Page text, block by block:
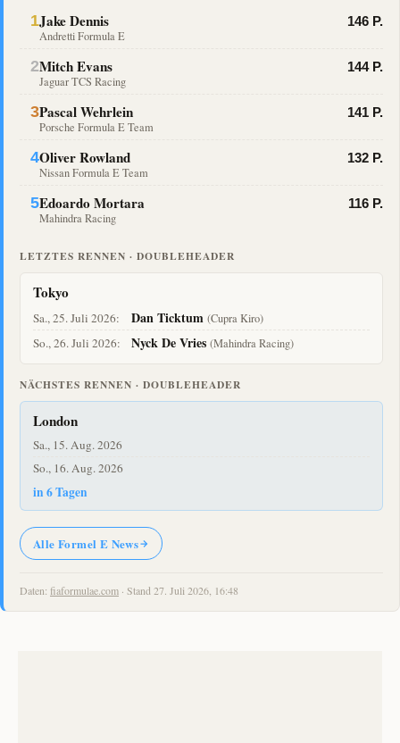
1Jake Dennis
Andretti Formula E
146 P.
2Mitch Evans
Jaguar TCS Racing
144 P.
3Pascal Wehrlein
Porsche Formula E Team
141 P.
4Oliver Rowland
Nissan Formula E Team
132 P.
5Edoardo Mortara
Mahindra Racing
116 P.
LETZTES RENNEN · DOUBLEHEADER
Tokyo
Sa., 25. Juli 2026: Dan Ticktum (Cupra Kiro)
So., 26. Juli 2026: Nyck De Vries (Mahindra Racing)
NÄCHSTES RENNEN · DOUBLEHEADER
London
Sa., 15. Aug. 2026
So., 16. Aug. 2026
in 6 Tagen
Alle Formel E News
Daten: fiaformulae.com · Stand 27. Juli 2026, 16:48